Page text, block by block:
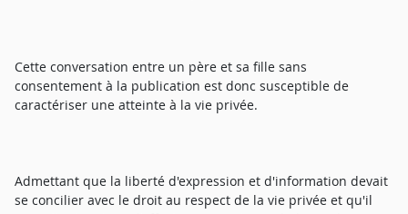
Cette conversation entre un père et sa fille sans
consentement à la publication est donc susceptible de
caractériser une atteinte à la vie privée.
Admettant que la liberté d'expression et d'information devait
se concilier avec le droit au respect de la vie privée et qu'il